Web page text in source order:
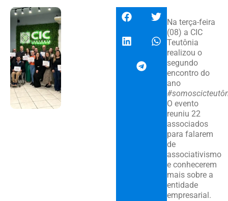
Na terça-feira
(08) a CIC
Teutônia
realizou o
segundo
encontro do
ano
O evento
reuniu 22
associados
para falarem
de
associativismo
e conhecerem
mais sobre a
entidade
empresarial.